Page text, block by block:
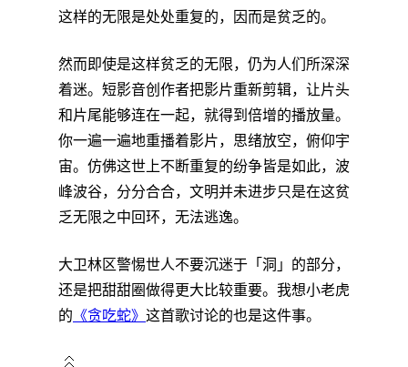
这样的无限是处处重复的，因而是贫乏的。
然而即使是这样贫乏的无限，仍为人们所深深
着迷。短影音创作者把影片重新剪辑，让片头
和片尾能够连在一起，就得到倍增的播放量。
你一遍一遍地重播着影片，思绪放空，俯仰宇
宙。仿佛这世上不断重复的纷争皆是如此，波
峰波谷，分分合合，文明并未进步只是在这贫
乏无限之中回环，无法逃逸。
大卫林区警惕世人不要沉迷于「洞」的部分，
还是把甜甜圈做得更大比较重要。我想小老虎
的 《贪吃蛇》 这首歌讨论的也是这件事。